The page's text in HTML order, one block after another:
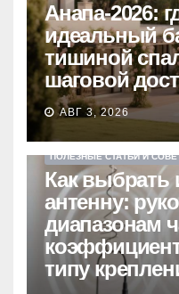
Анапа-2026:
идеальный
тишиной
шаговой
АВГ 3, 2026
ПОЛЕЗНЫЕ СТАТЬИ И
Как выбрать
антенну:
диапазонам
типу